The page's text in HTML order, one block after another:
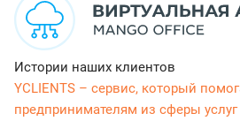
Истории наших клиентов
YCLIENTS – сервис, который
предпринимателям из сферы